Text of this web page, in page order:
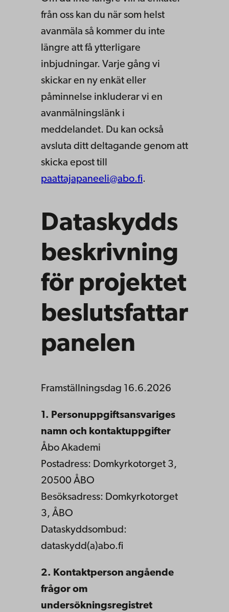
från oss kan du när som helst
avanmäla så kommer du inte
längre att få ytterligare
inbjudningar. Varje gång vi
skickar en ny enkät eller
påminnelse inkluderar vi en
avanmälningslänk i
meddelandet. Du kan också
avsluta ditt deltagande genom att
skicka epost till
paattajapaneeli@abo.fi.
Dataskydds
beskrivning
för projektet
beslutsfattar
panelen
Framställningsdag 16.6.2026
1. Personuppgiftsansvariges
namn och kontaktuppgifter
Åbo Akademi
Postadress: Domkyrkotorget 3,
20500 ÅBO
Besöksadress: Domkyrkotorget
3, ÅBO
Dataskyddsombud:
dataskydd(a)abo.fi
2. Kontaktperson angående
frågor om
undersökningsregistret